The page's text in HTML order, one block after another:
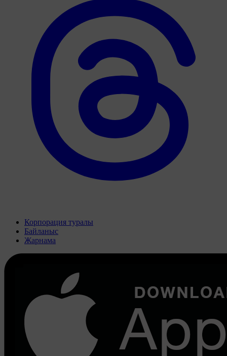
Корпорация туралы
Байланыс
Жарнама